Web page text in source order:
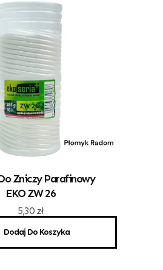
Dodaj Do Koszyka
Zniczy Parafinowy
EKO ZW 26
5,30 zł